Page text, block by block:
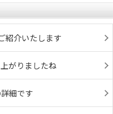
紹介いたします
がりましたね
細です